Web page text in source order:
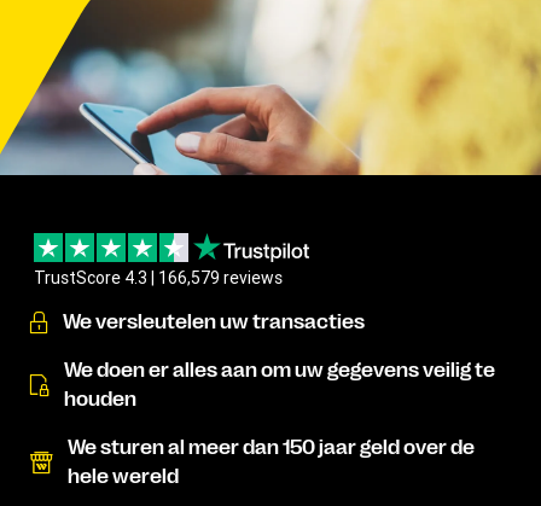
TrustScore 4.3 | 166,579 reviews
We versleutelen uw transacties
We doen er alles aan om uw gegevens veilig te
houden
We sturen al meer dan 150 jaar geld over de
hele wereld